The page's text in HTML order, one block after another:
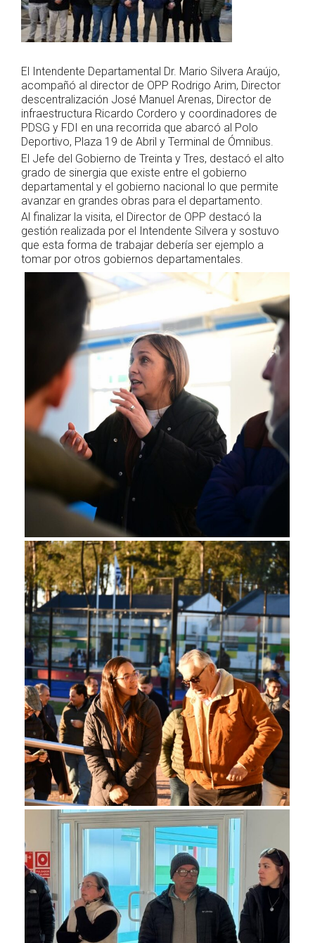
El Intendente Departamental Dr. Mario Silvera Araújo,
acompañó al director de OPP Rodrigo Arim, Director
descentralización José Manuel Arenas, Director de
infraestructura Ricardo Cordero y coordinadores de
PDSG y FDI en una recorrida que abarcó al Polo
Deportivo, Plaza 19 de Abril y Terminal de Ómnibus.
El Jefe del Gobierno de Treinta y Tres, destacó el alto
grado de sinergia que existe entre el gobierno
departamental y el gobierno nacional lo que permite
avanzar en grandes obras para el departamento.
Al finalizar la visita, el Director de OPP destacó la
gestión realizada por el Intendente Silvera y sostuvo
que esta forma de trabajar debería ser ejemplo a
tomar por otros gobiernos departamentales.